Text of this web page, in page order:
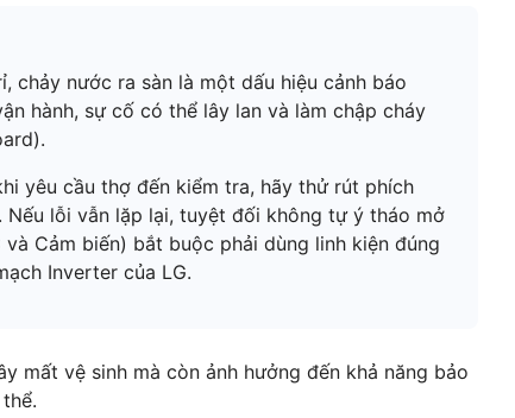
chảy nước ra sàn là một dấu hiệu cảnh báo
hành, sự cố có thể lây lan và làm chập cháy
yêu cầu thợ đến kiểm tra, hãy thử rút phích
lỗi vẫn lặp lại, tuyệt đối không tự ý tháo mở
Cảm biến) bắt buộc phải dùng linh kiện đúng
Inverter của LG.
mất vệ sinh mà còn ảnh hưởng đến khả năng bảo